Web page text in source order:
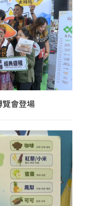
覽會登場